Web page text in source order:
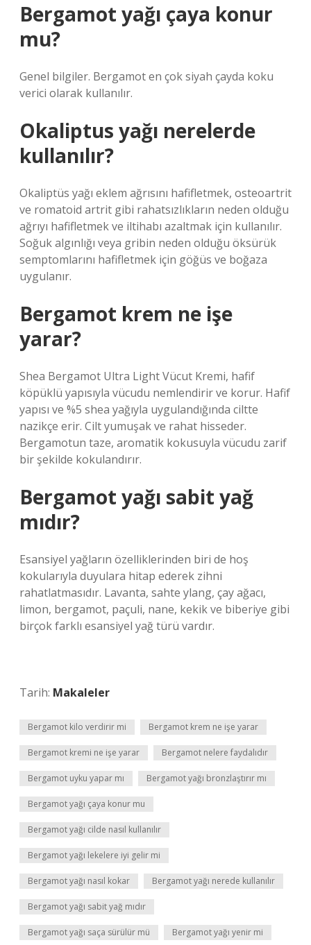
Bergamot yağı çaya konur
mu?
Genel bilgiler. Bergamot en çok siyah çayda koku
verici olarak kullanılır.
Okaliptus yağı nerelerde
kullanılır?
Okaliptüs yağı eklem ağrısını hafifletmek, osteoartrit
ve romatoid artrit gibi rahatsızlıkların neden olduğu
ağrıyı hafifletmek ve iltihabı azaltmak için kullanılır.
Soğuk algınlığı veya gribin neden olduğu öksürük
semptomlarını hafifletmek için göğüs ve boğaza
uygulanır.
Bergamot krem ne işe
yarar?
Shea Bergamot Ultra Light Vücut Kremi, hafif
köpüklü yapısıyla vücudu nemlendirir ve korur. Hafif
yapısı ve %5 shea yağıyla uygulandığında ciltte
nazikçe erir. Cilt yumuşak ve rahat hisseder.
Bergamotun taze, aromatik kokusuyla vücudu zarif
bir şekilde kokulandırır.
Bergamot yağı sabit yağ
mıdır?
Esansiyel yağların özelliklerinden biri de hoş
kokularıyla duyulara hitap ederek zihni
rahatlatmasıdır. Lavanta, sahte ylang, çay ağacı,
limon, bergamot, paçuli, nane, kekik ve biberiye gibi
birçok farklı esansiyel yağ türü vardır.
Tarih: Makaleler
Bergamot kilo verdirir mi Bergamot krem ne işe yarar
Bergamot kremi ne işe yarar Bergamot nelere faydalıdır
Bergamot uyku yapar mı Bergamot yağı bronzlaştırır mı
Bergamot yağı çaya konur mu
Bergamot yağı cilde nasıl kullanılır
Bergamot yağı lekelere iyi gelir mi
Bergamot yağı nasıl kokar Bergamot yağı nerede kullanılır
Bergamot yağı sabit yağ mıdır
Bergamot yağı saça sürülür mü Bergamot yağı yenir mi